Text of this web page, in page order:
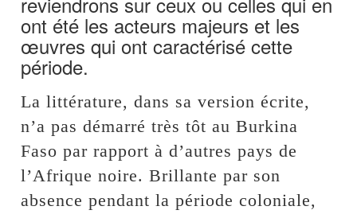
ont été les acteurs majeurs et les
œuvres qui ont caractérisé cette
période.
La littérature, dans sa version écrite,
n’a pas démarré très tôt au Burkina
Faso par rapport à d’autres pays de
l’Afrique noire. Brillante par son
absence pendant la période coloniale,